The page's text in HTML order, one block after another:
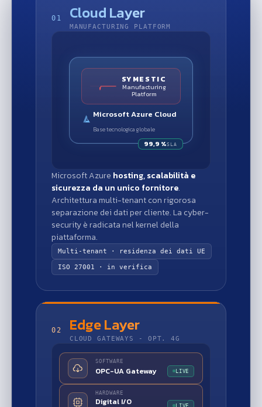
01 Cloud Layer
MANUFACTURING PLATFORM
SYMESTIC
Manufacturing
Platform
Microsoft Azure Cloud
Base tecnologica globale
99,9 %SLA
Microsoft Azure hosting, scalabilità e
sicurezza da un unico fornitore.
Architettura multi-tenant con rigorosa
separazione dei dati per cliente. La cyber-
security è radicata nel kernel della
piattaforma.
Multi-tenant · residenza dei dati UE
ISO 27001 · in verifica
02 Edge Layer
CLOUD GATEWAYS - OPT. 4G
SOFTWARE
OPC-UA Gateway LIVE
HARDWARE
Digital I/O LIVE